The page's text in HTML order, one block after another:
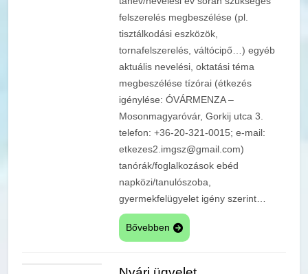
felszerelés megbeszélése (pl.
tisztálkodási eszközök,
tornafelszerelés, váltócipő…) egyéb
aktuális nevelési, oktatási téma
megbeszélése tízórai (étkezés
igénylése: ÓVÁRMENZA –
Mosonmagyaróvár, Gorkij utca 3.
telefon: +36-20-321-0015; e-mail:
etkezes2.imgsz@gmail.com)
tanórák/foglalkozások ebéd
napközi/tanulószoba,
gyermekfelügyelet igény szerint…
Bővebben